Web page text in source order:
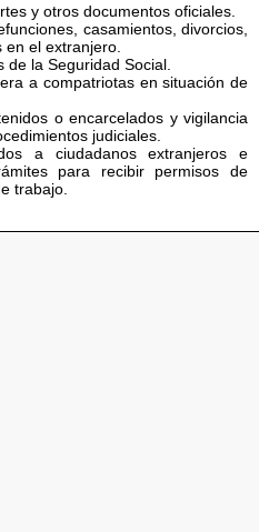
y otros documentos oficiales.
casamientos, divorcios,
el extranjero.
la Seguridad Social.
a compatriotas en situación de
o encarcelados y vigilancia
judiciales.
a ciudadanos extranjeros e
para recibir permisos de
trabajo.